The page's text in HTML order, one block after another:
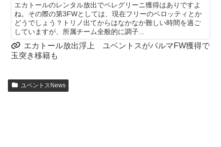
エカトールのレンタル放出でペレグリーニ獲得はありですよ
ね。その際の第3FWとしては、現在フリーのベロッティとか
どうでしょう？トリノ出てからはなかなか難しい時間を過ご
していますが、所属チーム全般的に調子...
エカトール放出浮上 ユベントスがパルマFW獲得で
玉突き移籍も
ユベントスNews